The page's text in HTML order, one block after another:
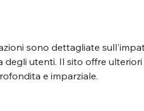
sono dettagliate
utenti. Il sito offre ulteriori
e imparziale.